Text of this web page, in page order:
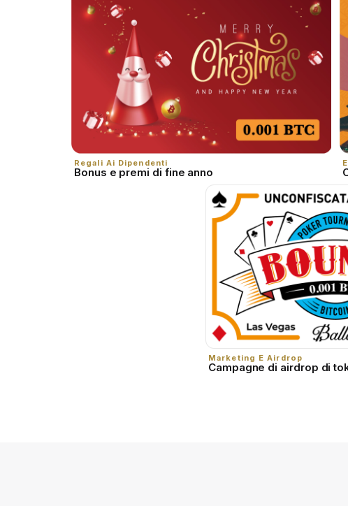
Regali Ai Dipendenti
Bonus e premi di fine anno
Marketing E Airdrop
Campagne di airdrop di